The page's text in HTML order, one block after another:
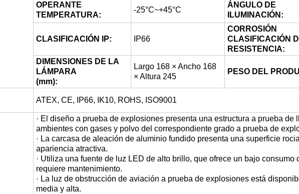
OPERANTE
TEMPERATURA:
-25°C~+45°C
ÁNGULO DE
ILUMINACIÓN:
CLASIFICACIÓN IP: IP66
CORROSIÓN
CLASIFICACIÓN
RESISTENCIA:
DIMENSIONES DE LA
LÁMPARA
(mm):
Largo 168 × Ancho 168
× Altura 245
PESO DEL
ATEX, CE, IP66, IK10, ROHS, ISO9001
· El diseño a prueba de explosiones presenta una estructura a prueba de
ambientes con gases y polvo del correspondiente grado a prueba de
· La carcasa de aleación de aluminio fundido presenta una superficie
apariencia atractiva.
· Utiliza una fuente de luz LED de alto brillo, que ofrece un bajo
requiere mantenimiento.
· La luz de obstrucción de aviación a prueba de explosiones está
media y alta.